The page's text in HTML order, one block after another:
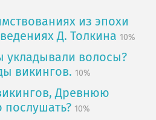
из эпохи
Д. Толкина 10%
укладывали волосы?
викингов. 10%
Древнюю
10%